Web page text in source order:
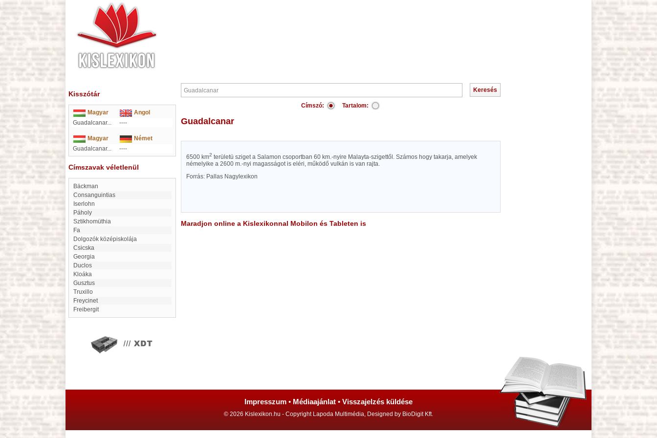
Kisszótár
Magyar
Angol
Guadalcanar...
----
Magyar
Német
Guadalcanar...
----
Címszavak véletlenül
Bäckman
Consanguintias
Iserlohn
Páholy
sztikhomüthia
Fa
Dolgozók középiskolája
Csicska
Georgia
Duclos
kloáka
gusztus
Truxillo
Freycinet
Freibergit
Címszó: Tartalom:
Guadalcanar
6500 km2 területü sziget a Salamon csoportban 60 km.-nyire Malayta-szigettől. Számos hogy takarja, amelyek
némelyike a 2600 m.-nyi magasságot is eléri, működő vulkán is van rajta.
Forrás: Pallas Nagylexikon
Maradjon online a Kislexikonnal Mobilon és Tableten is
Impresszum • Médiaajánlat • Visszajelzés küldése
© 2026 Kislexikon.hu - Copyright Lapoda Multimédia, Designed by BioDigit Kft.